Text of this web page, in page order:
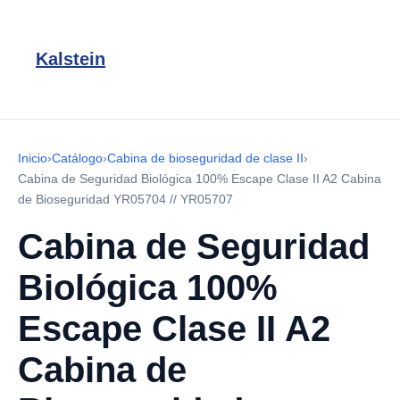
Kalstein
Inicio›Catálogo›Cabina de bioseguridad de clase II›
Cabina de Seguridad Biológica 100% Escape Clase II A2 Cabina
de Bioseguridad YR05704 // YR05707
Cabina de Seguridad
Biológica 100%
Escape Clase II A2
Cabina de